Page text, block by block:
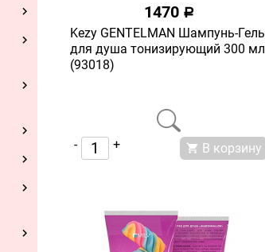
1470 a
Kezy GENTELMAN Шампунь-Гель
для душа тонизирующий 300 мл
(93018)
- + В корзину